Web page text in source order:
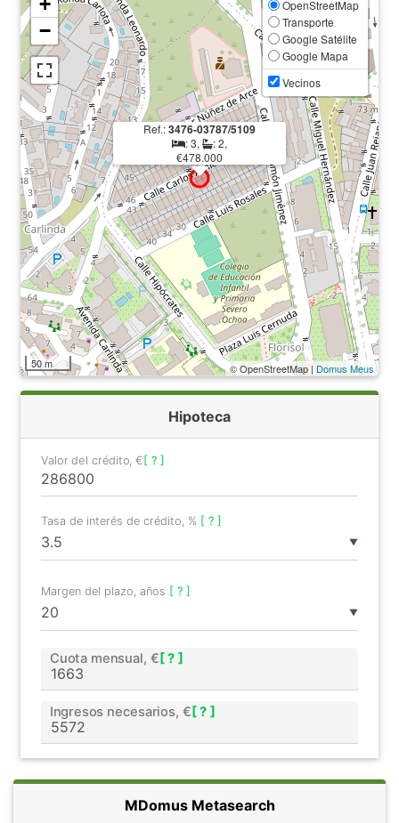
Ref.:3476-03787/5109
: 3,
: 2,
€478.000
−
OpenStreetMap
Transporte
Google Satélite
Google Mapa
Vecinos
50 m © OpenStreetMap | Domus Meus
Hipoteca
Valor del crédito, €[ ? ]
▼
Tasa de interés de crédito, % [ ? ]
▼
Margen del plazo, años [ ? ]
Cuota mensual, € [ ? ]
Ingresos necesarios, € [ ? ]
MDomus Metasearch